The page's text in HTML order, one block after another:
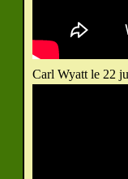
Carl Wyatt le 22